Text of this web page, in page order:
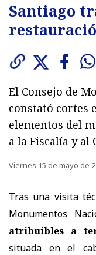
Santiago
El Consejo de
constató cortes
elementos del
a la Fiscalía y al
Viernes 15 de mayo de
Tras una visita
Monumentos
atribuibles a
situada en el